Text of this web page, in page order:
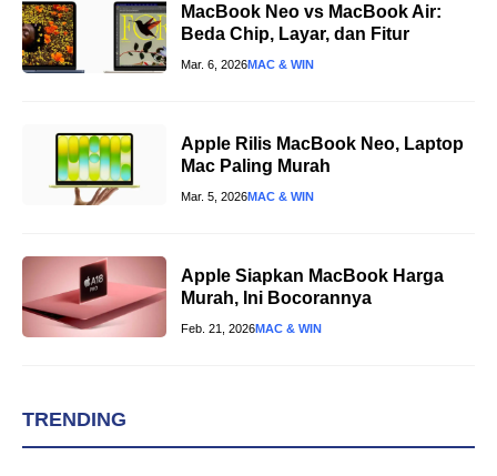
MacBook Neo vs MacBook Air:
Beda Chip, Layar, dan Fitur
Mar. 6, 2026MAC & WIN
Apple Rilis MacBook Neo, Laptop
Mac Paling Murah
Mar. 5, 2026MAC & WIN
Apple Siapkan MacBook Harga
Murah, Ini Bocorannya
Feb. 21, 2026MAC & WIN
TRENDING